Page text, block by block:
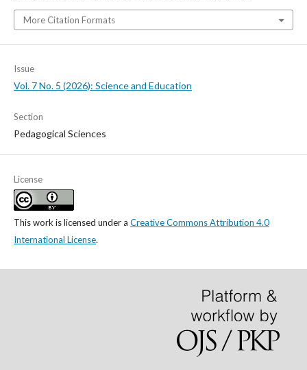
More Citation Formats
Issue
Vol. 7 No. 5 (2026): Science and Education
Section
Pedagogical Sciences
License
This work is licensed under a Creative Commons Attribution 4.0
International License.